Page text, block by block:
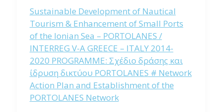
Sustainable Development of Nautical
Tourism & Enhancement of Small Ports
of the Ionian Sea – PORTOLANES /
INTERREG V-A GREECE – ITALY 2014-
2020 PROGRAMME: Σχέδιο δράσης και
ίδρυση δικτύου PORTOLANES # Network
Action Plan and Establishment of the
PORTOLANES Network